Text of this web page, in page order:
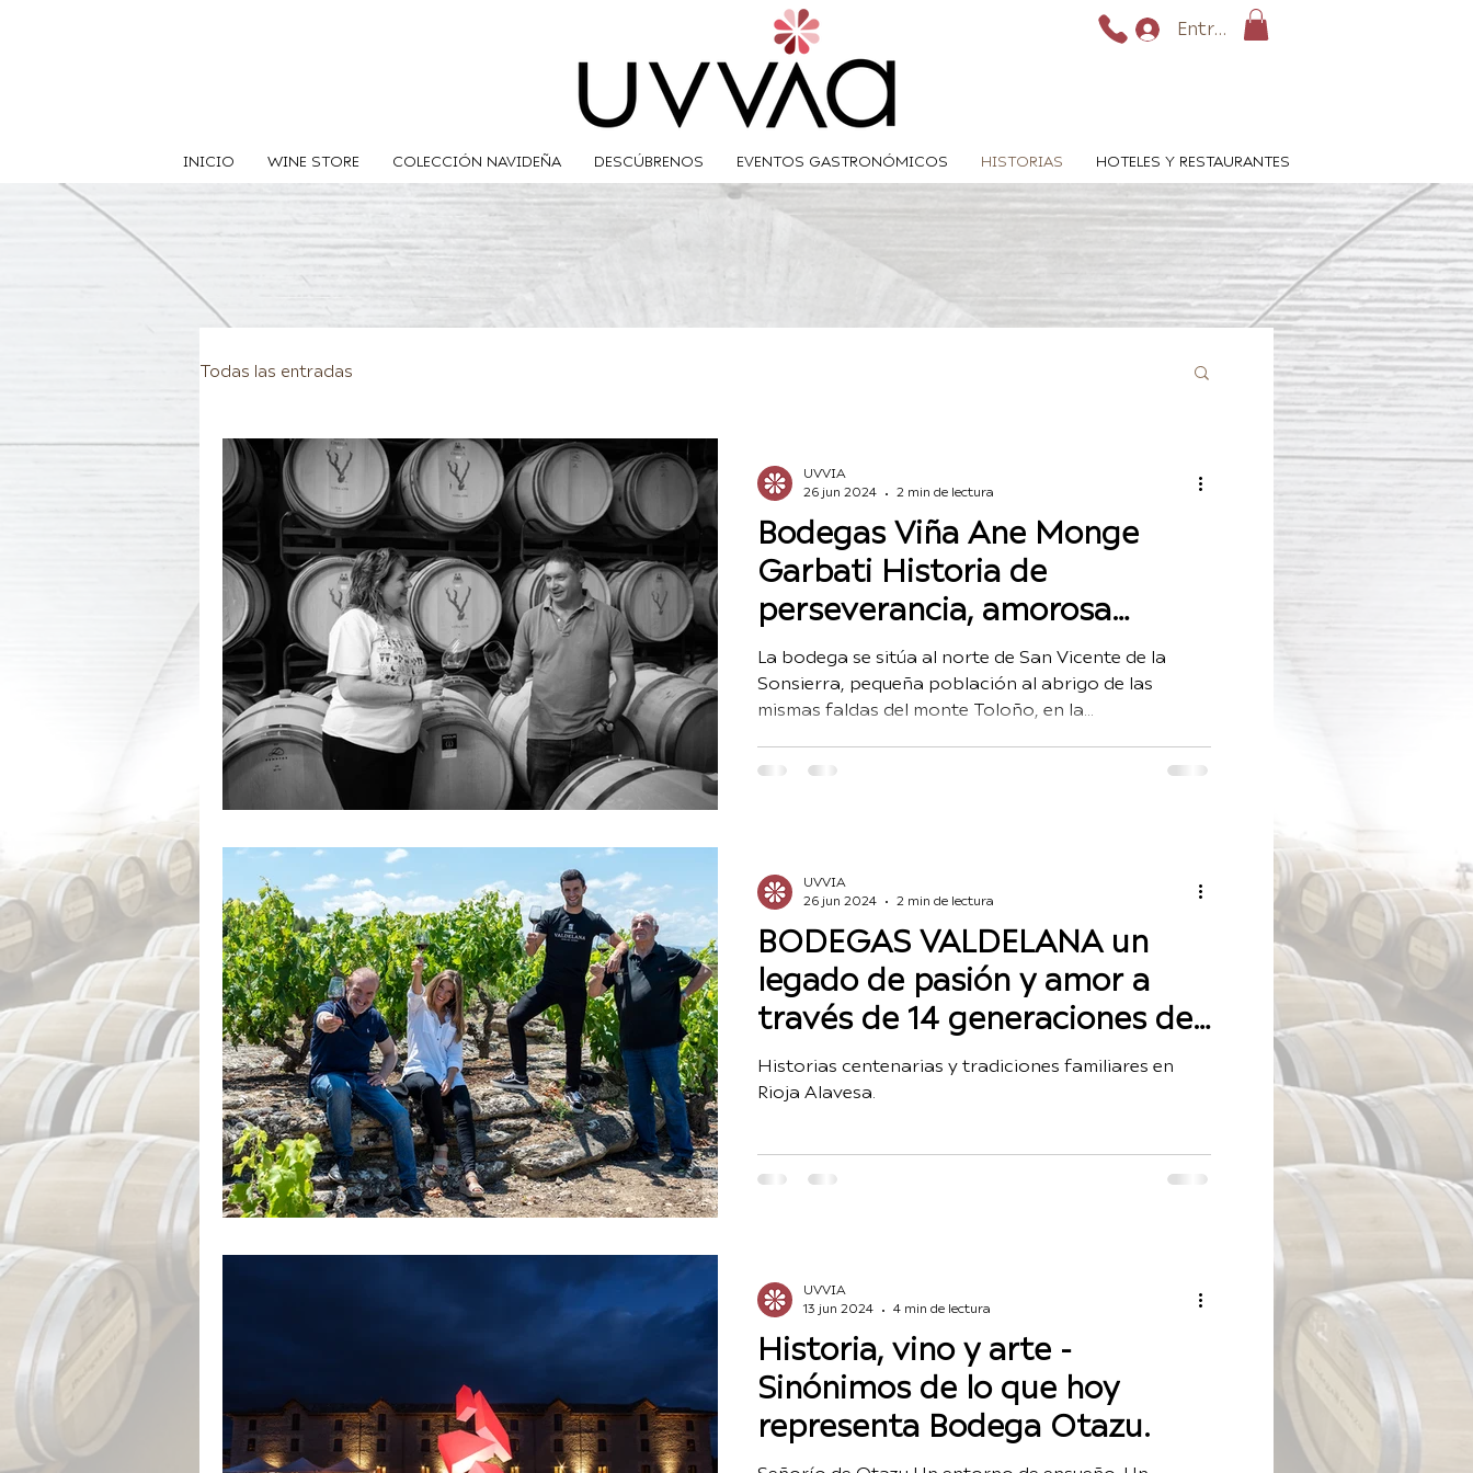
Entrar
INICIO WINE STORE COLECCIÓN NAVIDEÑA DESCÚBRENOS EVENTOS GASTRONÓMICOS HISTORIAS HOTELES Y RESTAURANTES
Todas las entradas
Bodegas Viña Ane Monge
Garbati Historia de
perseverancia, amorosa
dedicación y cuidado a viñas
de más de 120 años…
La bodega se sitúa al norte de San Vicente de la
Sonsierra, pequeña población al abrigo de las
mismas faldas del monte Toloño, en la...
UVVIA
26 jun 2024
2 min de lectura
BODEGAS VALDELANA un
legado de pasión y amor a
través de 14 generaciones de
viticultores de la familia
Valdelana.
Historias centenarias y tradiciones familiares en
Rioja Alavesa.
UVVIA
26 jun 2024
2 min de lectura
Historia, vino y arte -
Sinónimos de lo que hoy
representa Bodega Otazu.
UVVIA
13 jun 2024
4 min de lectura